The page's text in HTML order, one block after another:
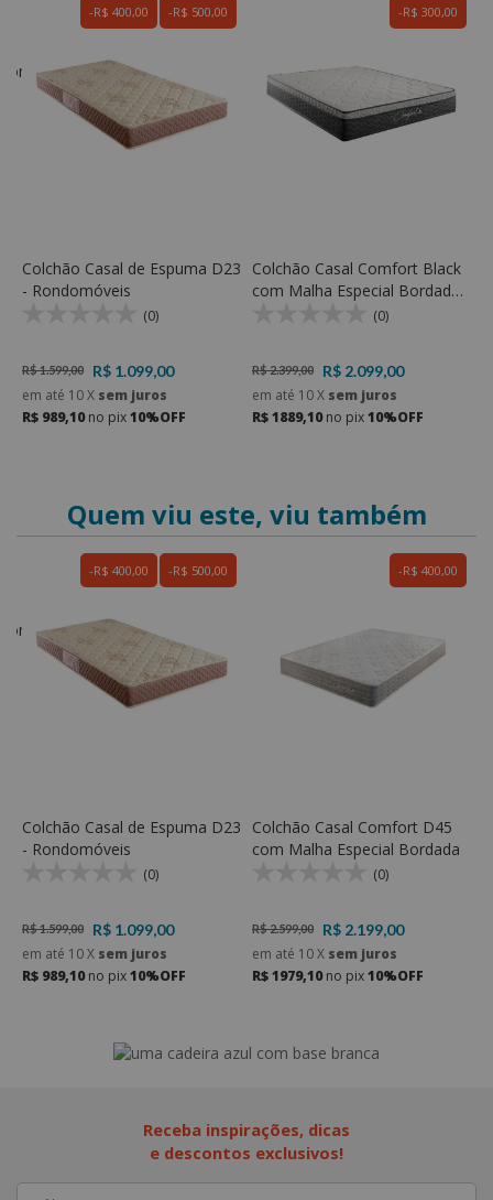
R$ 400,00 R$ 500,00
Colchão Casal de Espuma D23
- Rondomóveis
(0)
R$ 1.599,00
R$ 1.099,00
em até 10X sem juros
R$ 989,10no pix10%OFF
R$ 300,00
Colchão Casal Comfort Black
com Malha Especial Bordada
e Molas ensacadas e Espuma
(0)
R$ 2.399,00
R$ 2.099,00
em até 10X sem juros
R$ 1889,10no pix10%OFF
Quem viu este, viu também
R$ 400,00 R$ 500,00
Colchão Casal de Espuma D23
- Rondomóveis
(0)
R$ 1.599,00
R$ 1.099,00
em até 10X sem juros
R$ 989,10no pix10%OFF
R$ 400,00
Colchão Casal Comfort D45
com Malha Especial Bordada
(0)
R$ 2.599,00
R$ 2.199,00
em até 10X sem juros
R$ 1979,10no pix10%OFF
Receba inspirações, dicas
e descontos exclusivos!